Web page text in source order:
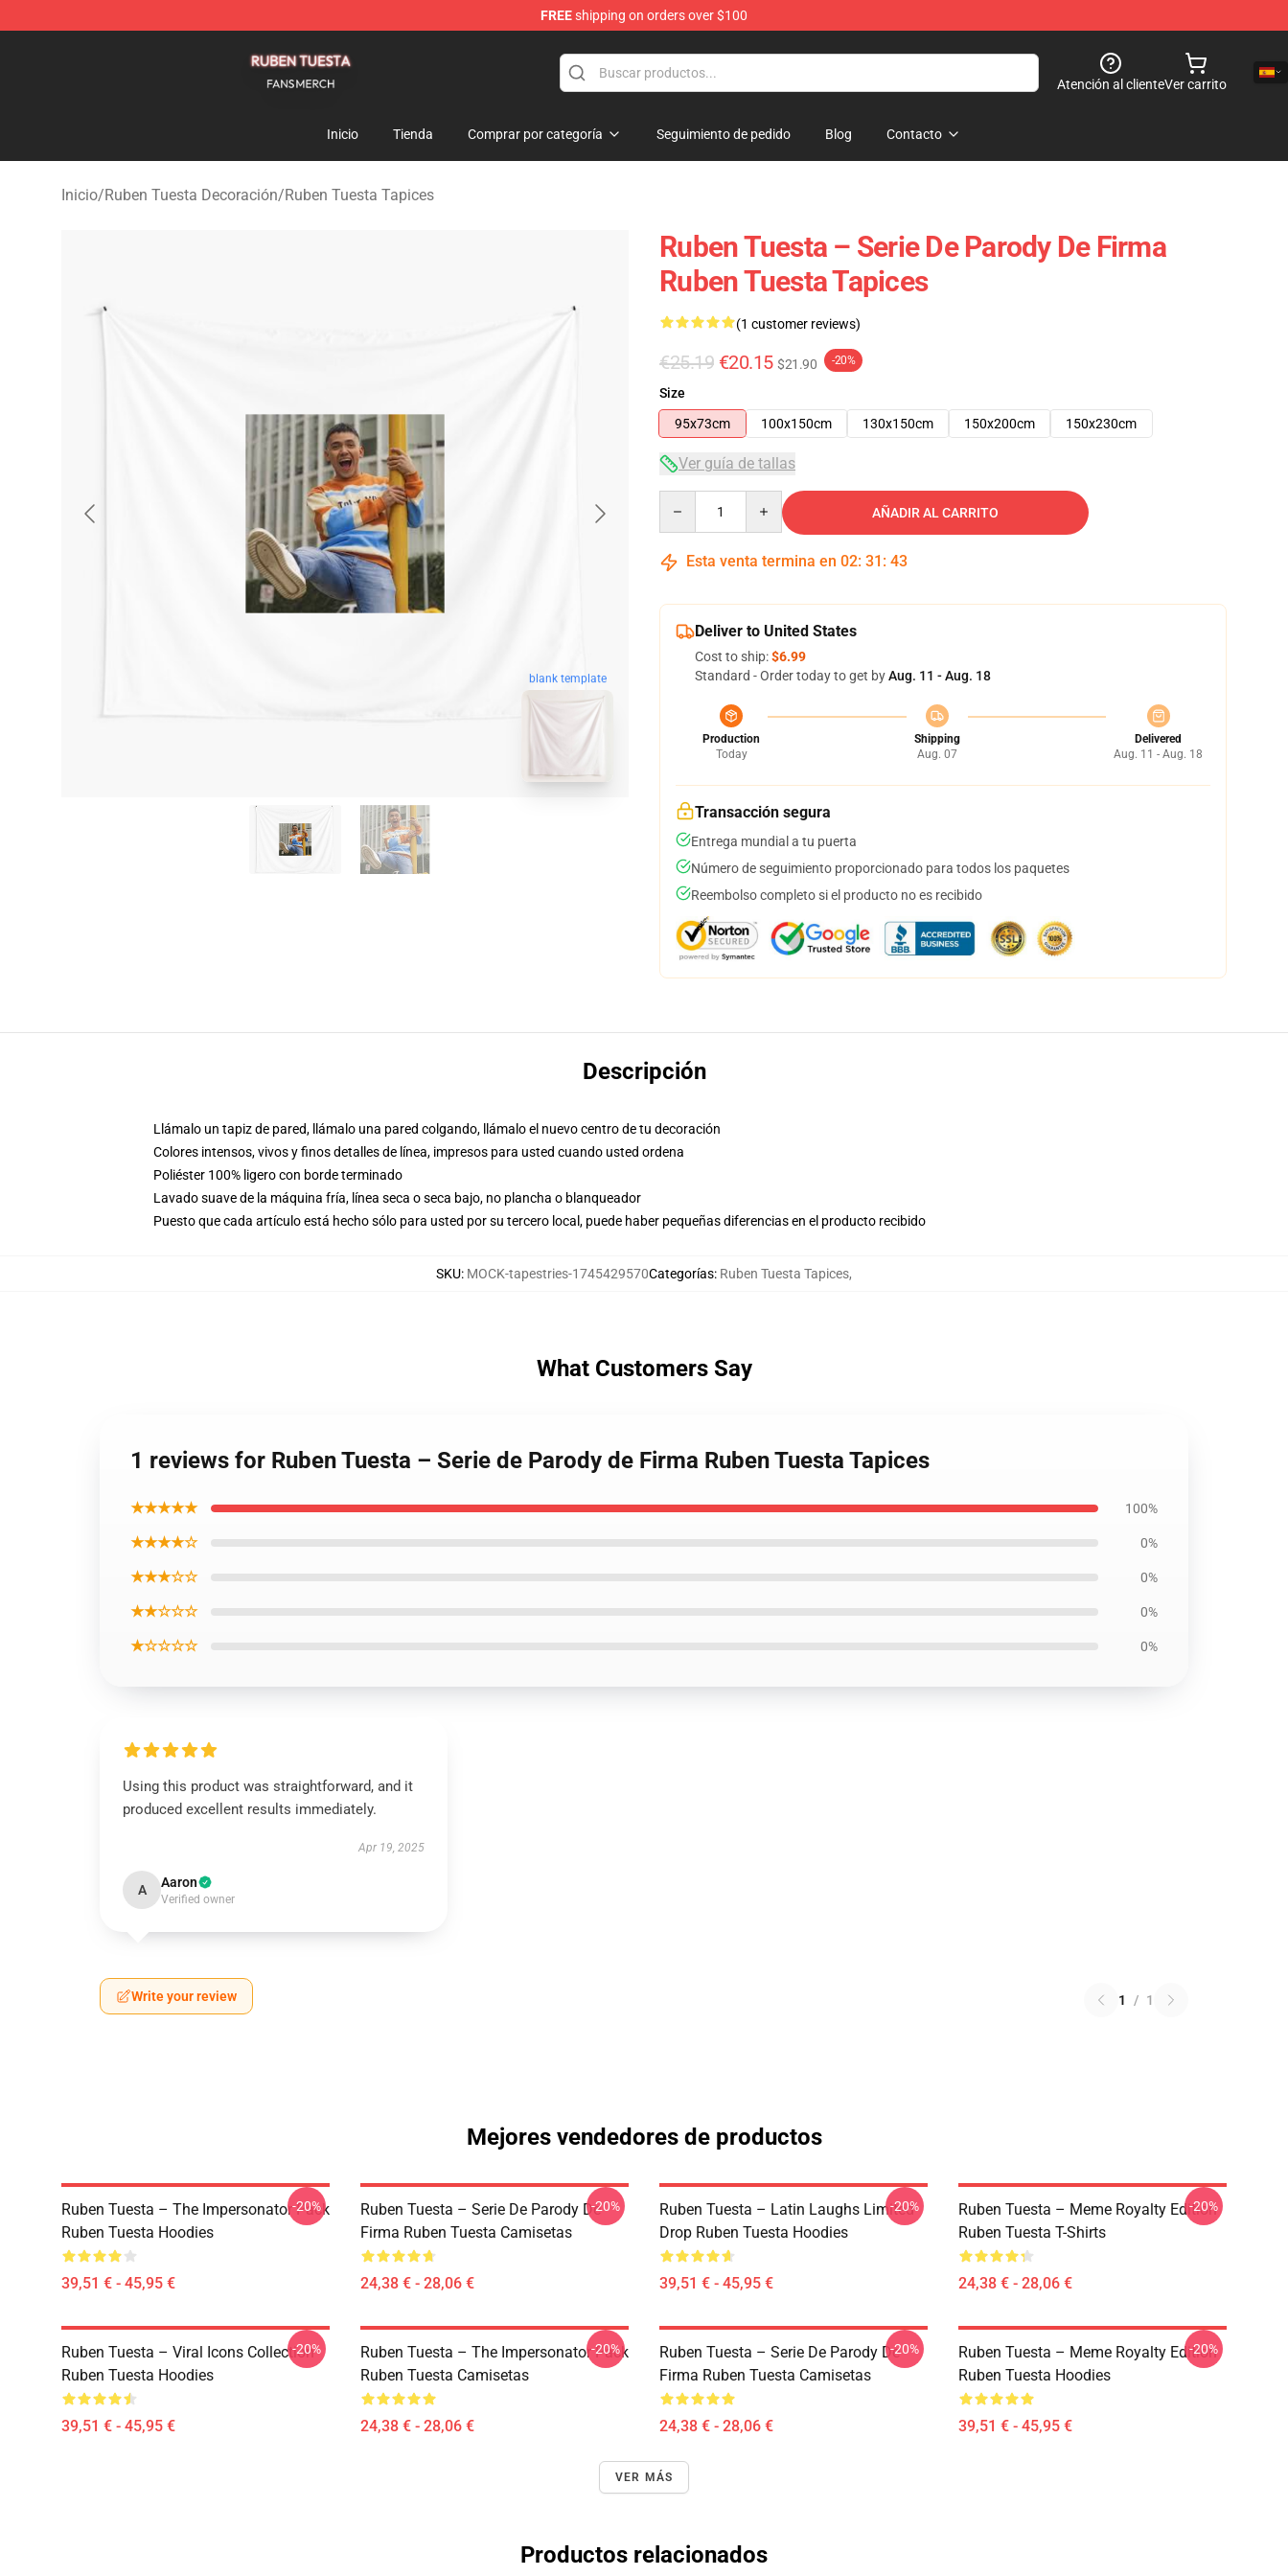
FREEshipping on orders over $100
Atención al clienteVer carrito
Inicio Tienda Comprar por categoría Seguimiento de pedido Blog Contacto
Inicio/Ruben Tuesta Decoración/Ruben Tuesta Tapices
blank template
Ruben Tuesta – Serie De Parody De Firma
Ruben Tuesta Tapices
(1 customer reviews)
€25.19 €20.15 $21.90 -20%
Size
95x73cm
100x150cm 130x150cm 150x200cm 150x230cm
Ver guía de tallas
AÑADIR AL CARRITO
Esta venta termina en 02: 31 : 42
Deliver to United States
Cost to ship:$6.99
Standard - Order today to get byAug. 11 - Aug. 18
Production
Today
Shipping
Aug. 07
Delivered
Aug. 11 - Aug. 18
Transacción segura
Entrega mundial a tu puerta
Número de seguimiento proporcionado para todos los paquetes
Reembolso completo si el producto no es recibido
Descripción
Llámalo un tapiz de pared, llámalo una pared colgando, llámalo el nuevo centro de tu decoración
Colores intensos, vivos y finos detalles de línea, impresos para usted cuando usted ordena
Poliéster 100% ligero con borde terminado
Lavado suave de la máquina fría, línea seca o seca bajo, no plancha o blanqueador
Puesto que cada artículo está hecho sólo para usted por su tercero local, puede haber pequeñas diferencias en el producto recibido
SKU: MOCK-tapestries-1745429570Categorías: Ruben Tuesta Tapices,
What Customers Say
1 reviews for Ruben Tuesta – Serie de Parody de Firma Ruben Tuesta Tapices
★★★★★ 100%
★★★★☆ 0%
★★★☆☆ 0%
★★☆☆☆ 0%
★☆☆☆☆ 0%
Using this product was straightforward, and it
produced excellent results immediately.
Apr 19, 2025
A Aaron
Verified owner
Write your review 1 / 1
Mejores vendedores de productos
Ruben Tuesta – The Impersonator Pack
Ruben Tuesta Hoodies
39,51 € - 45,95 €
-20%
Ruben Tuesta – Serie De Parody De
Firma Ruben Tuesta Camisetas
24,38 € - 28,06 €
-20%
Ruben Tuesta – Latin Laughs Limited
Drop Ruben Tuesta Hoodies
39,51 € - 45,95 €
-20%
Ruben Tuesta – Meme Royalty Edition
Ruben Tuesta T-Shirts
24,38 € - 28,06 €
-20%
Ruben Tuesta – Viral Icons Collection
Ruben Tuesta Hoodies
39,51 € - 45,95 €
-20%
Ruben Tuesta – The Impersonator Pack
Ruben Tuesta Camisetas
24,38 € - 28,06 €
-20%
Ruben Tuesta – Serie De Parody De
Firma Ruben Tuesta Camisetas
24,38 € - 28,06 €
-20%
Ruben Tuesta – Meme Royalty Edition
Ruben Tuesta Hoodies
39,51 € - 45,95 €
-20%
VER MÁS
Productos relacionados